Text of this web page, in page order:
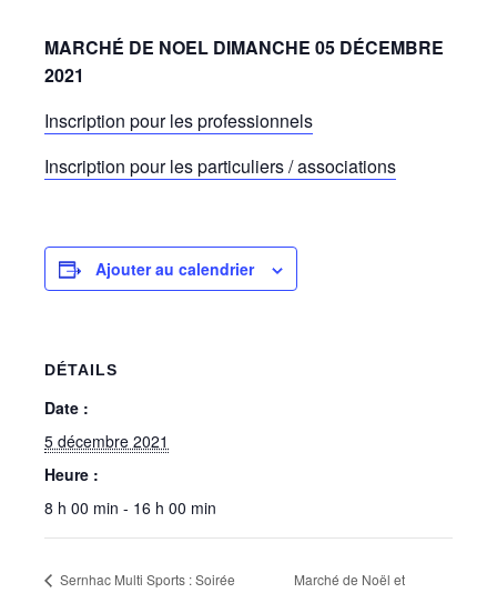
MARCHÉ DE NOEL DIMANCHE 05 DÉCEMBRE
2021
Inscription pour les professionnels
Inscription pour les particuliers / associations
Ajouter au calendrier
DÉTAILS
Date :
5 décembre 2021
Heure :
8 h 00 min - 16 h 00 min
Sernhac Multi Sports : Soirée
Marché de Noël et